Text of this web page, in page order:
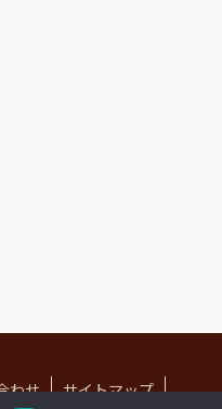
わせ サイトマップ